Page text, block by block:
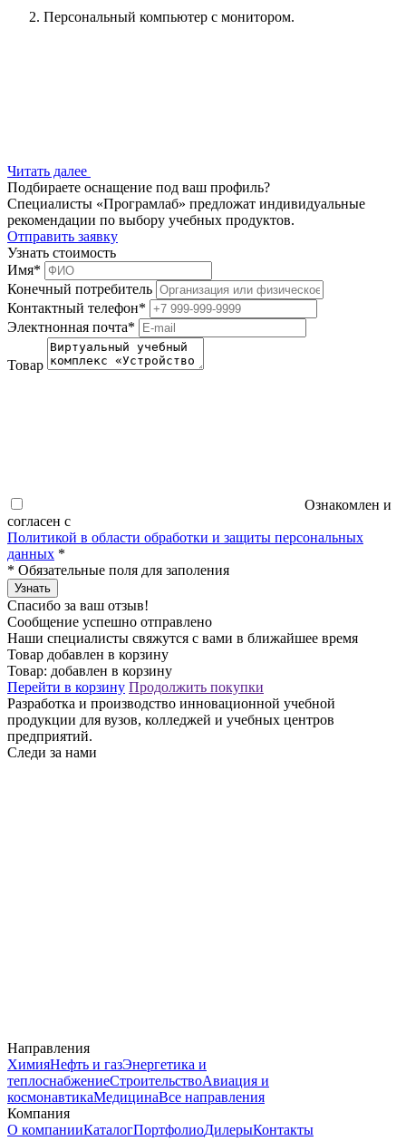
Персональный компьютер с монитором.
Читать далее
Подбираете оснащение под ваш профиль?
Специалисты «Програмлаб» предложат индивидуальные
рекомендации по выбору учебных продуктов.
Отправить заявку
Узнать стоимость
Имя*
Конечный потребитель
Контактный телефон*
Электнонная почта*
Товар
Ознакомлен и
согласен с
Политикой в области обработки и защиты персональных
данных *
* Обязательные поля для заполения
Узнать
Спасибо за ваш отзыв!
Сообщение успешно отправлено
Наши специалисты свяжутся с вами в ближайшее время
Товар добавлен в корзину
Товар: добавлен в корзину
Перейти в корзину Продолжить покупки
Разработка и производство инновационной учебной
продукции для вузов, колледжей и учебных центров
предприятий.
Следи за нами
Направления
ХимияНефть и газЭнергетика и
теплоснабжениеСтроительствоАвиация и
космонавтикаМедицинаВсе направления
Компания
О компанииКаталогПортфолиоДилерыКонтакты